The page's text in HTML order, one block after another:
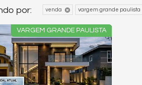
por: venda vargem grande paulista
VARGEM GRANDE PAULISTA